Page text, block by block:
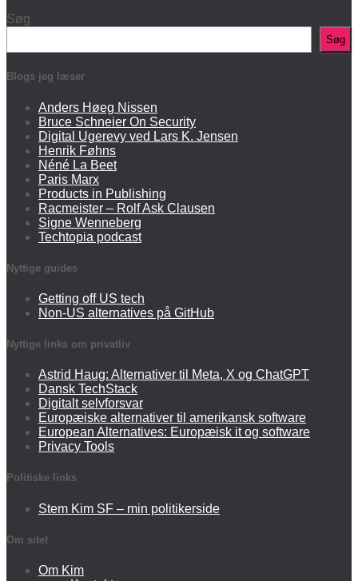
Søg
Søg
Blogs jeg læser
Anders Høeg Nissen
Bruce Schneier On Security
Digital Ugerevy ved Lars K. Jensen
Henrik Føhns
Néné La Beet
Paris Marx
Products in Publishing
Racmeister – Rolf Ask Clausen
Signe Wenneberg
Techtopia podcast
Nyttige guides
Getting off US tech
Non-US alternatives på GitHub
Nyttige links om privatliv
Astrid Haug: Alternativer til Meta, X og ChatGPT
Dansk TechStack
Digitalt selvforsvar
Europæiske alternativer til amerikansk software
European Alternatives: Europæisk it og software
Privacy Tools
Politiske links
Stem Kim SF – min politikerside
Om sitet
Om Kim